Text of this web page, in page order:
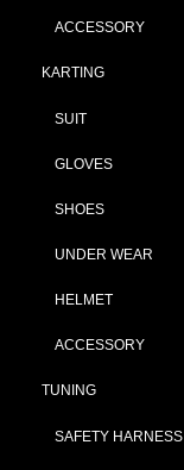
ACCESSORY
KARTING
SUIT
GLOVES
SHOES
UNDER WEAR
HELMET
ACCESSORY
TUNING
SAFETY HARNESS